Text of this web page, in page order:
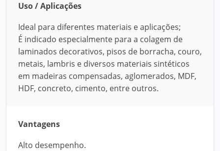
Uso / Aplicações
Ideal para diferentes materiais e aplicações;
É indicado especialmente para a colagem de
laminados decorativos, pisos de borracha, couro,
metais, lambris e diversos materiais sintéticos
em madeiras compensadas, aglomerados, MDF,
HDF, concreto, cimento, entre outros.
Vantagens
Alto desempenho.